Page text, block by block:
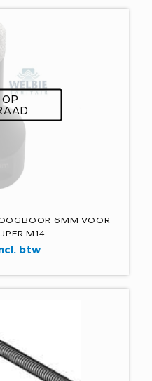
6MM VOOR
M14
btw